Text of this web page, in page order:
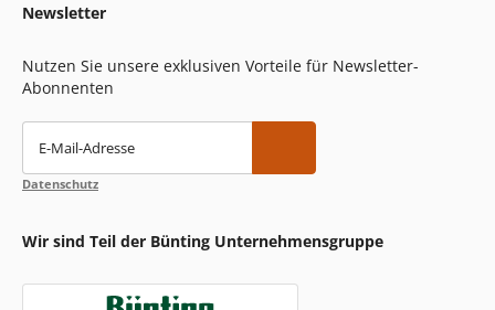
Newsletter
Nutzen Sie unsere exklusiven Vorteile für Newsletter-
Abonnenten
E-Mail-Adresse
Datenschutz
Wir sind Teil der Bünting Unternehmensgruppe